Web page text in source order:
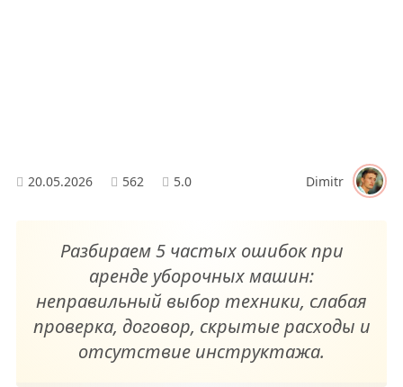
20.05.2026 562 5.0 Dimitr
Разбираем 5 частых ошибок при
аренде уборочных машин:
неправильный выбор техники, слабая
проверка, договор, скрытые расходы и
отсутствие инструктажа.